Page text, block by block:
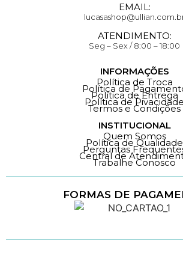
EMAIL:
ATENDIMENTO:
Seg – Sex / 8:00 – 18:00
INFORMAÇÕES
Política de Troca
Política de
Política de Entrega
Política de Pivacidade
Termos e Condições
INSTITUCIONAL
Quem Somos
Política de Qualidade
Perguntas
Central de
Trabalhe Conosco
FORMAS DE